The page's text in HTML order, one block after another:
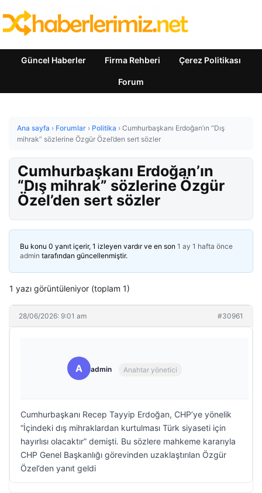
Güncel Haberler Firma Rehberi Çerez Politikası
Forum
Ana sayfa › Forumlar › Politika › Cumhurbaşkanı Erdoğan’ın “Dış
mihrak” sözlerine Özgür Özel’den sert sözler
Cumhurbaşkanı Erdoğan’ın
“Dış mihrak” sözlerine Özgür
Özel’den sert sözler
Bu konu 0 yanıt içerir, 1 izleyen vardır ve en son 1 ay 1 hafta önce
admin tarafından güncellenmiştir.
1 yazı görüntüleniyor (toplam 1)
28/06/2026: 9:01 am #30961
A admin Anahtar yönetici
Cumhurbaşkanı Recep Tayyip Erdoğan, CHP’ye yönelik
“İçindeki dış mihraklardan kurtulması Türk siyaseti için
hayırlısı olacaktır” demişti. Bu sözlere mahkeme kararıyla
CHP Genel Başkanlığı görevinden uzaklaştırılan Özgür
Özel’den yanıt geldi